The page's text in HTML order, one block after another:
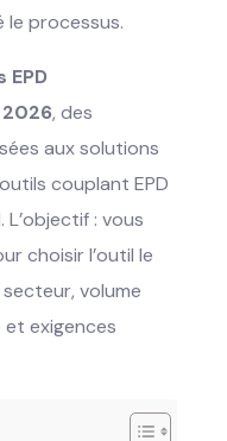
processus.
EPD
, des
aux solutions
couplant EPD
: vous
choisir l’outil le
volume
et exigences